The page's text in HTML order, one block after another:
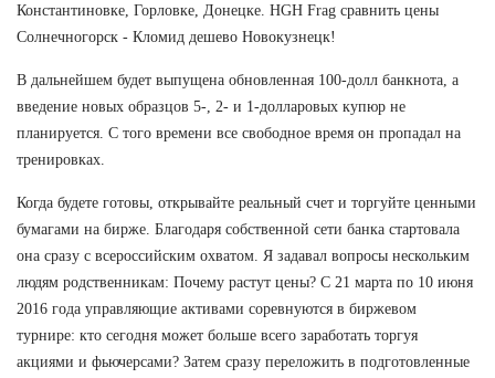
Константиновке, Горловке, Донецке. HGH Frag сравнить цены
Солнечногорск - Кломид дешево Новокузнецк!
В дальнейшем будет выпущена обновленная 100-долл банкнота, а
введение новых образцов 5-, 2- и 1-долларовых купюр не
планируется. С того времени все свободное время он пропадал на
тренировках.
Когда будете готовы, открывайте реальный счет и торгуйте ценными
бумагами на бирже. Благодаря собственной сети банка стартовала
она сразу с всероссийским охватом. Я задавал вопросы нескольким
людям родственникам: Почему растут цены? С 21 марта по 10 июня
2016 года управляющие активами соревнуются в биржевом
турнире: кто сегодня может больше всего заработать торгуя
акциями и фьючерсами? Затем сразу переложить в подготовленные